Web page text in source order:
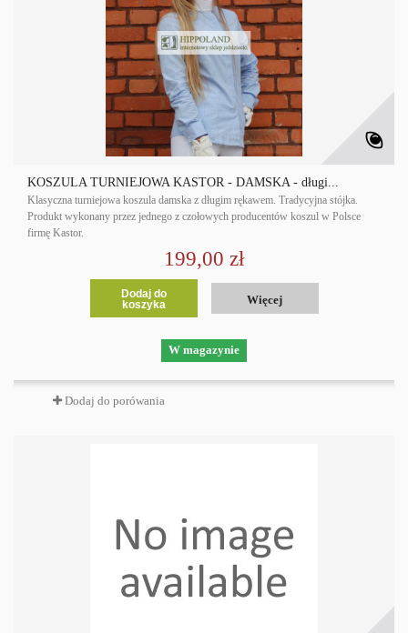
KOSZULA TURNIEJOWA KASTOR - DAMSKA - długi...
Klasyczna turniejowa koszula damska z długim rękawem. Tradycyjna stójka.
Produkt wykonany przez jednego z czołowych producentów koszul w Polsce
firmę Kastor.
199,00 zł
Dodaj do
koszyka
Więcej
W magazynie
Dodaj do porówania